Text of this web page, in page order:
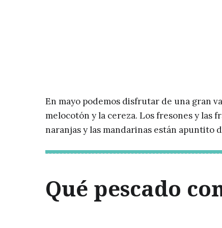
En mayo podemos disfrutar de una gran
melocotón y la cereza. Los fresones y las
naranjas y las mandarinas están apuntito
Qué pescado